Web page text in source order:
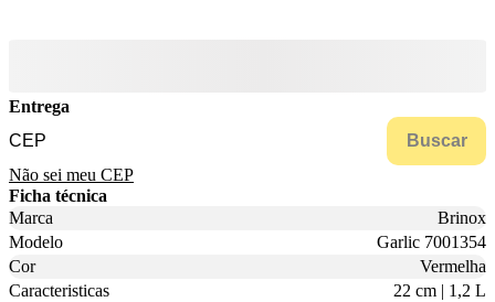
Entrega
Buscar
Não sei meu CEP
Ficha técnica
Marca
Brinox
Modelo
Garlic 7001354
Cor
Vermelha
Caracteristicas
22 cm | 1,2 L